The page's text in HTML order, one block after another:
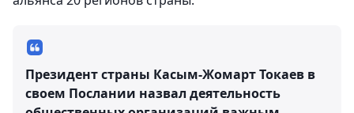
Президент страны Касым-Жомарт Токаев в
своем Послании назвал деятельность